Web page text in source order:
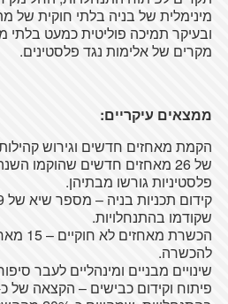
מינימלית של בניה בלתי חוקית של
ובעיקר תמיכה פוליטית כמעט בלתי
מקרים של אלימות נגד פלסטינים.
ממצאים עיקריים:
הקמת מאחזים חדשים וגירוש
פלסטיניות גורשו מבתיהן.
שקודמו בהתנחלויות.
הכשרת
להכשרה.
שינויים מבניים ומינהליים לעבר